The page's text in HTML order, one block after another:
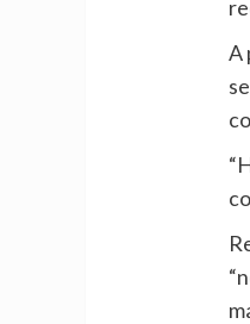
A